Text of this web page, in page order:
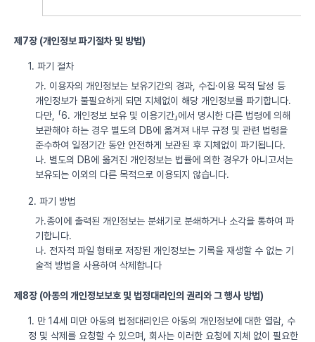
제7장 (개인정보 파기절차 및 방법)
1. 파기 절차
가. 이용자의 개인정보는 보유기간의 경과, 수집·이용 목적 달성 등
개인정보가 불필요하게 되면 지체없이 해당 개인정보를 파기합니다.
다만, 「6. 개인정보 보유 및 이용기간」에서 명시한 다른 법령에 의해
보관해야 하는 경우 별도의 DB에 옮겨져 내부 규정 및 관련 법령을
준수하여 일정기간 동안 안전하게 보관된 후 지체없이 파기됩니다.
나. 별도의 DB에 옮겨진 개인정보는 법률에 의한 경우가 아니고서는
보유되는 이외의 다른 목적으로 이용되지 않습니다.
2. 파기 방법
가.종이에 출력된 개인정보는 분쇄기로 분쇄하거나 소각을 통하여 파
기합니다.
나. 전자적 파일 형태로 저장된 개인정보는 기록을 재생할 수 없는 기
술적 방법을 사용하여 삭제합니다
제8장 (아동의 개인정보보호 및 법정대리인의 권리와 그 행사 방법)
1. 만 14세 미만 아동의 법정대리인은 아동의 개인정보에 대한 열람, 수
정 및 삭제를 요청할 수 있으며, 회사는 이러한 요청에 지체 없이 필요한